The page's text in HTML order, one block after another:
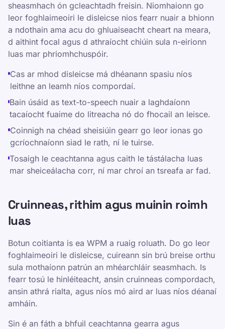
sheasmhach ón gcleachtadh freisin. Niomhaionn go
leor foghlaimeoiri le disleicse nios fearr nuair a bhionn
a ndothain ama acu do ghluaiseacht cheart na meara,
d aithint focal agus d athraíocht chiúin sula n-eirionn
luas mar phriomhchuspóir.
Cas ar mhod disleicse má dhéanann spasiu níos
leithne an leamh níos compordaí.
Bain úsáid as text-to-speech nuair a laghdaíonn
tacaíocht fuaime do litreacha nó do fhocail an leisce.
Coinnigh na chéad sheisiúin gearr go leor ionas go
gcríochnaíonn siad le rath, ní le tuirse.
Tosaigh le ceachtanna agus caith le tástálacha luas
mar sheiceálacha corr, ní mar chroí an tsreafa ar fad.
Cruinneas, rithim agus muinin roimh
luas
Botun coitianta is ea WPM a ruaig roluath. Do go leor
foghlaimeoiri le disleicse, cuireann sin brú breise orthu
sula mothaíonn patrún an mhéarchláir seasmhach. Is
fearr tosú le hinléiteacht, ansin cruinneas compordach,
ansin athrá rialta, agus níos mó aird ar luas níos déanaí
amháin.
Sin é an fáth a bhfuil ceachtanna gearra agus